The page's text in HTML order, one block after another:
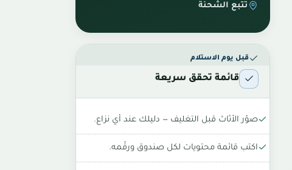
تتبع الشحنة
قبل يوم الاستلام
قائمة تحقق سريعة
صوّر الأثاث قبل التغليف — دليلك عند أي نزاع.
اكتب قائمة محتويات لكل صندوق ورقّمه.